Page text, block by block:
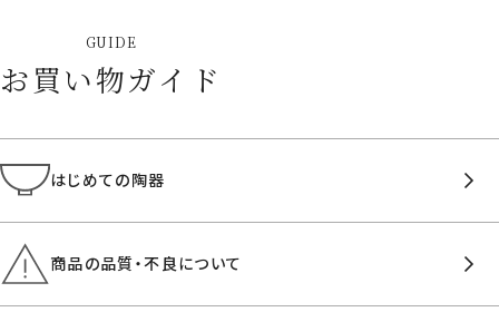
GUIDE
お買い物ガイド
はじめての陶器
商品の品質・不良について